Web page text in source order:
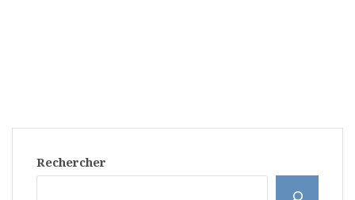
Rechercher